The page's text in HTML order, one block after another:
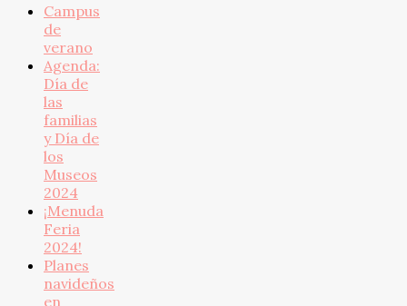
Campus
de
verano
Agenda:
Día de
las
familias
y Día de
los
Museos
2024
¡Menuda
Feria
2024!
Planes
navideños
en